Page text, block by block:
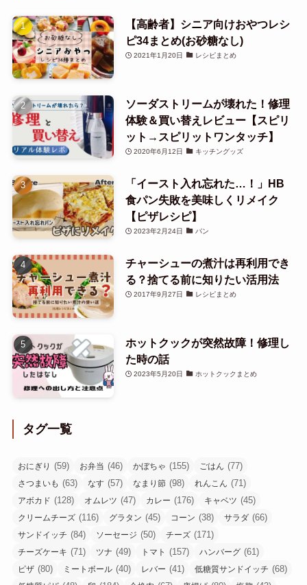
【高齢者】シニア向けおやつレシ
ピ34まとめ(お砂糖なし)
2021年1月20日 レシピまとめ
ソーダストリームが壊れた！修理
体験＆買い替えレビュー【スピリ
ット→スピリットワンタッチ】
2020年6月12日 キッチングッズ
「イースト入れ忘れた…！」HB
食パン失敗を美味しくリメイク
【ピザレシピ】
2023年2月24日 パン
チャーシューの煮汁は再利用でき
る？捨てる前に知りたい活用法
2017年9月27日 レシピまとめ
ホットクックが突然故障！修理し
た時の話
2023年5月20日 ホットクックまとめ
タグ一覧
おにぎり (59) お弁当 (46) かぼちゃ (155) ごはん (77)
さつまいも (63) なす (57) なまり節 (98) れんこん (71)
アボカド (128) オムレツ (47) カレー (176) キャベツ (45)
クリームチーズ (116) グラタン (45) コーン (38) サラダ (66)
サンドイッチ (84) ソーセージ (50) チーズ (171)
チーズケーキ (71) ツナ (49) トマト (157) ハンバーグ (61)
ピザ (80) ミートボール (40) レバー (41) 低糖質サンドイッチ (68)